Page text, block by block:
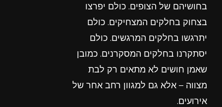
בחושיהם של הצופים. כולם יפרצו
בצחוק בחלקים המצחיקים. כולם
יתרגשו בחלקים המרגשים. כולם
יסתקרנו בחלקים המסקרנים. כמובן
שאמן חושים לא מתאים רק לבת
מצווה – אלא גם למגוון רחב אחר של
אירועים.